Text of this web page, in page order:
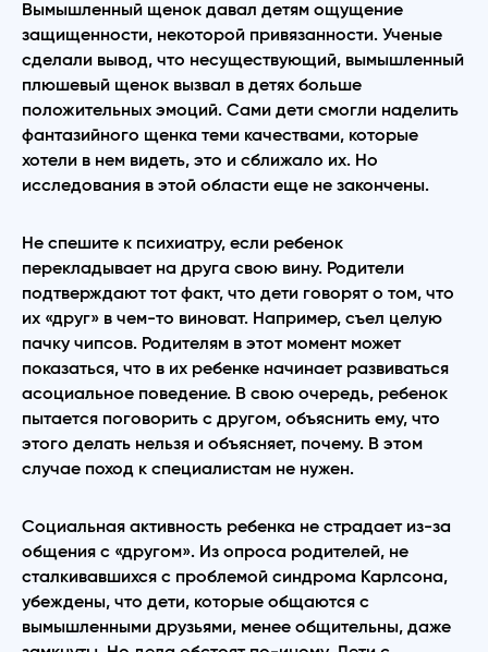
Вымышленный щенок давал детям ощущение
защищенности, некоторой привязанности. Ученые
сделали вывод, что несуществующий, вымышленный
плюшевый щенок вызвал в детях больше
положительных эмоций. Сами дети смогли наделить
фантазийного щенка теми качествами, которые
хотели в нем видеть, это и сближало их. Но
исследования в этой области еще не закончены.
Не спешите к психиатру, если ребенок
перекладывает на друга свою вину. Родители
подтверждают тот факт, что дети говорят о том, что
их «друг» в чем-то виноват. Например, съел целую
пачку чипсов. Родителям в этот момент может
показаться, что в их ребенке начинает развиваться
асоциальное поведение. В свою очередь, ребенок
пытается поговорить с другом, объяснить ему, что
этого делать нельзя и объясняет, почему. В этом
случае поход к специалистам не нужен.
Социальная активность ребенка не страдает из-за
общения с «другом». Из опроса родителей, не
сталкивавшихся с проблемой синдрома Карлсона,
убеждены, что дети, которые общаются с
вымышленными друзьями, менее общительны, даже